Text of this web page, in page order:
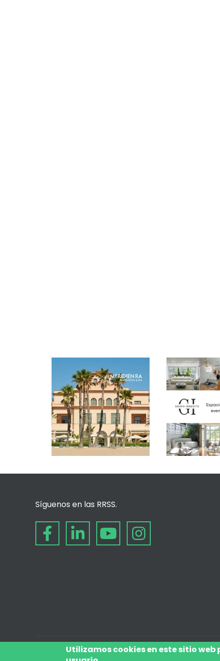
Síguenos en las RRSS.
Utilizamos cookies en este sitio